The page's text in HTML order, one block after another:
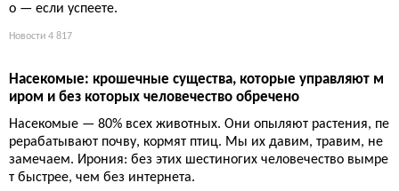
о — если успеете.
Новости 4 817
Насекомые: крошечные существа, которые управляют м
иром и без которых человечество обречено
Насекомые — 80% всех животных. Они опыляют растения, пе
рерабатывают почву, кормят птиц. Мы их давим, травим, не
замечаем. Ирония: без этих шестиногих человечество вымре
т быстрее, чем без интернета.